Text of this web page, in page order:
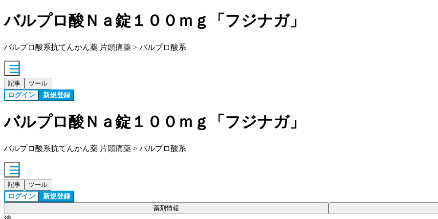
バルプロ酸Ｎａ錠１００ｍｇ「フジナガ」
バルプロ酸系抗てんかん薬 片頭痛薬 > バルプロ酸系
記事 ツール
ログイン 新規登録
バルプロ酸Ｎａ錠１００ｍｇ「フジナガ」
バルプロ酸系抗てんかん薬 片頭痛薬 > バルプロ酸系
記事 ツール
ログイン 新規登録
薬剤情報